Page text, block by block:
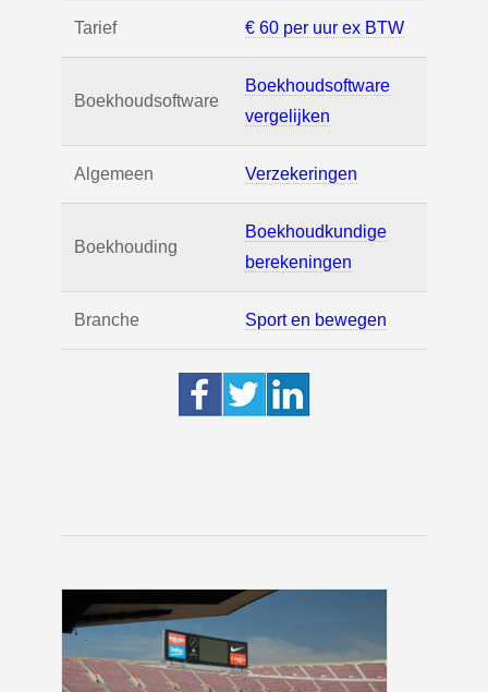
Tarief € 60 per uur ex BTW
Boekhoudsoftware
Boekhoudsoftware
vergelijken
Algemeen Verzekeringen
Boekhouding
Boekhoudkundige
berekeningen
Branche Sport en bewegen